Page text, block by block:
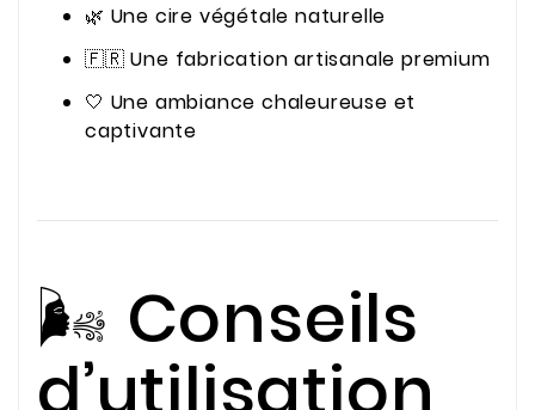
🌿 Une cire végétale naturelle
🇫🇷 Une fabrication artisanale premium
🤍 Une ambiance chaleureuse et
captivante
🌬️ Conseils